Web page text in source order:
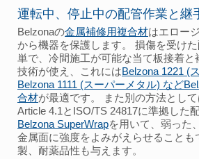
運転中、停止中の配管作業と継
Belzonaの金属補修用複合材はエロー
から機器を保護します。 損傷を受け
単で、冷間施工が可能な当て板接着と
技術が使え、これにはBelzona 1221 (
Belzona 1111 (スーパーメタル) など
合材が最適です。 また別の方法とし
Article 4.1とISO/TS 24817に準拠した
Belzona SuperWrapを用いて、弱った
金属面に強度をよみがえらせることも
製、耐薬品性も与えます。